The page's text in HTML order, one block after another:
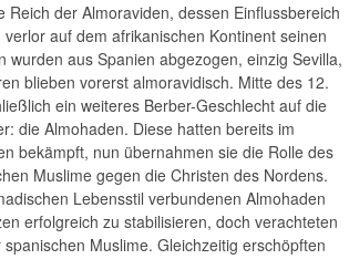
Reich der Almoraviden, dessen Einflussbereich
auf dem afrikanischen Kontinent seinen
wurden aus Spanien abgezogen, einzig Sevilla,
blieben vorerst almoravidisch. Mitte des 12.
ein weiteres Berber-Geschlecht auf die
die Almohaden. Diese hatten bereits im
bekämpft, nun übernahmen sie die Rolle des
Muslime gegen die Christen des Nordens.
Lebensstil verbundenen Almohaden
erfolgreich zu stabilisieren, doch verachteten
Muslime. Gleichzeitig erschöpften